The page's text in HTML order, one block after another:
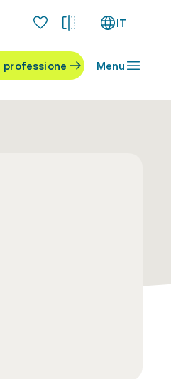
IT
professione Menu